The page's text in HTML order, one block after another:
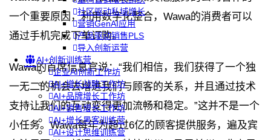
社区驱动私域增长
营销GenAI应用
产品驱动销售PLS
导入创新运营
AI+创新训练营
企业AI创新工作坊
AI+增长战略工作坊
AI+品牌增长工作坊
AI+销售增长工作坊
AI+增长黑客训练营
AI+设计思维训练营
一个重要原因，利用数字化整合，Wawa的消费者可以
通过手机完成下单订购。
Wawa的首席信息官说：“我们相信，我们获得了一个独
一无二的机会去增进我们与顾客的关系，并且通过技术
支持让我们的互动变得更加流畅和稳定。”这并不是一个
小任务。Wawa每年为超过6亿的顾客提供服务，遍及宾